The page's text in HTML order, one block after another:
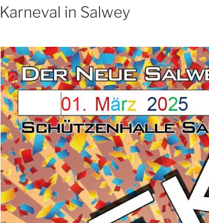
Karneval in Salwey